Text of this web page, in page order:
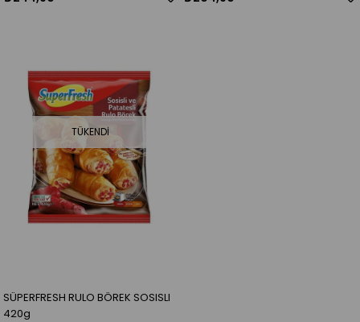
TÜKENDI
SÜPERFRESH RULO BÖREK SOSISLI
420g